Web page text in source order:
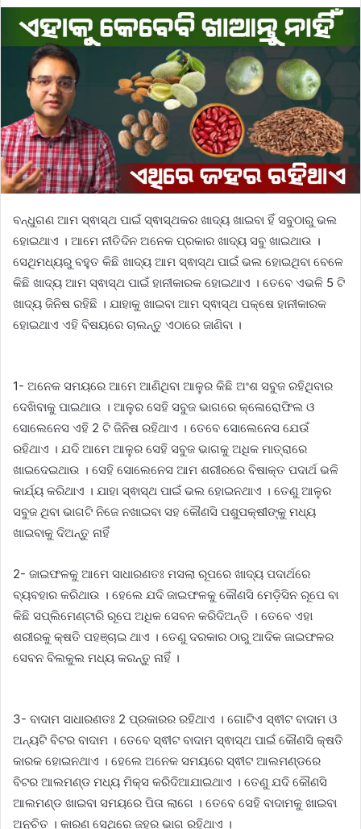
ବନ୍ଧୁଗଣ ଆମ ସ୍ଵାସ୍ଥ ପାଇଁ ସ୍ଵାସ୍ଥକର ଖାଦ୍ୟ ଖାଇବା ହିଁ ସବୁଠାରୁ ଭଲ
ହୋଇଥାଏ । ଆମେ ନୀତିଦିନ ଅନେକ ପ୍ରକାର ଖାଦ୍ୟ ସବୁ ଖାଇଥାଉ ।
ସେଥିମଧ୍ୟରୁ ବହୁତ କିଛି ଖାଦ୍ୟ ଆମ ସ୍ଵାସ୍ଥ ପାଇଁ ଭଲ ହୋଇଥିବା ବେଳେ
କିଛି ଖାଦ୍ୟ ଆମ ସ୍ଵାସ୍ଥ ପାଇଁ ହାନୀକାରକ ହୋଇଥାଏ । ତେବେ ଏଭଳି 5 ଟି
ଖାଦ୍ୟ ଜିନିଷ ରହିଛି । ଯାହାକୁ ଖାଇବା ଆମ ସ୍ଵାସ୍ଥ ପକ୍ଷେ ହାନୀକାରକ
ହୋଇଥାଏ ଏହି ବିଷୟରେ ଚାଲନ୍ତୁ ଏଠାରେ ଜାଣିବା ।
1- ଅନେକ ସମୟରେ ଆମେ ଆଣିଥିବା ଆଳୁର କିଛି ଅଂଶ ସବୁଜ ରହିଥିବାର
ଦେଖିବାକୁ ପାଇଥାଉ । ଆଳୁର ସେହି ସବୁଜ ଭାଗରେ କ୍ଳୋରୋଫିଲ ଓ
ସୋଲେନେସ ଏହି 2 ଟି ଜିନିଷ ରହିଥାଏ । ତେବେ ସୋଲେନେସ ଯେଉଁ
ରହିଥାଏ । ଯଦି ଆମେ ଆଳୁର ସେହି ସବୁଜ ଭାଗକୁ ଅଧିକ ମାତ୍ରାରେ
ଖାଇଦେଇଥାଉ । ସେହି ସୋଲେନେସ ଆମ ଶରୀରରେ ବିଷାକ୍ତ ପଦାର୍ଥ ଭଳି
କାର୍ଯ୍ୟ କରିଥାଏ । ଯାହା ସ୍ଵାସ୍ଥ ପାଇଁ ଭଲ ହୋଇନଥାଏ । ତେଣୁ ଆଳୁର
ସବୁଜ ଥିବା ଭାଗଟି ନିଜେ ନଖାଇବା ସହ କୌଣସି ପଶୁପକ୍ଷୀଙ୍କୁ ମଧ୍ୟ
ଖାଇବାକୁ ଦିଅନ୍ତୁ ନାହିଁ
2- ଜାଇଫଳକୁ ଆମେ ସାଧାରଣତଃ ମସଲା ରୂପରେ ଖାଦ୍ୟ ପଦାର୍ଥରେ
ବ୍ୟବହାର କରିଥାଉ । ହେଲେ ଯଦି ଜାଇଫଳକୁ କୌଣସି ମେଡ଼ିସିନ ରୂପେ ବା
କିଛି ସପ୍ଲିମେଣ୍ଟାରି ରୂପେ ଅଧିକ ସେବନ କରିଦିଅନ୍ତି । ତେବେ ଏହା
ଶରୀରକୁ କ୍ଷତି ପହଞ୍ଚାଇ ଥାଏ । ତେଣୁ ଦରକାର ଠାରୁ ଆଦିକ ଜାଇଫଳର
ସେବନ ବିଲକୁଲ ମଧ୍ୟ କରନ୍ତୁ ନାହିଁ ।
3- ବାଦାମ ସାଧାରଣତଃ 2 ପ୍ରକାରର ରହିଥାଏ । ଗୋଟିଏ ସ୍ଵୀଟ ବାଦାମ ଓ
ଅନ୍ୟଟି ବିଟର ବାଦାମ । ତେବେ ସ୍ଵୀଟ ବାଦାମ ସ୍ଵାସ୍ଥ ପାଇଁ କୌଣସି କ୍ଷତି
କାରକ ହୋଇନଥାଏ । ହେଲେ ଅନେକ ସମୟରେ ସ୍ଵୀଟ ଆଲମଣ୍ଡରେ
ବିଟର ଆଲମଣ୍ଡ ମଧ୍ୟ ମିକ୍ସ କରିଦିଆଯାଇଥାଏ । ତେଣୁ ଯଦି କୌଣସି
ଆଲମଣ୍ଡ ଖାଇବା ସମୟରେ ପିତା ଲାଗେ । ତେବେ ସେହି ବାଦାମକୁ ଖାଇବା
ଅନୁଚିତ । କାରଣ ସେଥିରେ ଜହର ଭାଗ ରହିଥାଏ ।